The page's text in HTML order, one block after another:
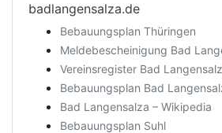
badlangensalza.de
Bebauungsplan Thüringen
Meldebescheinigung Bad
Vereinsregister Bad
Bebauungsplan Bad
Bad Langensalza – Wikipedia
Bebauungsplan Suhl